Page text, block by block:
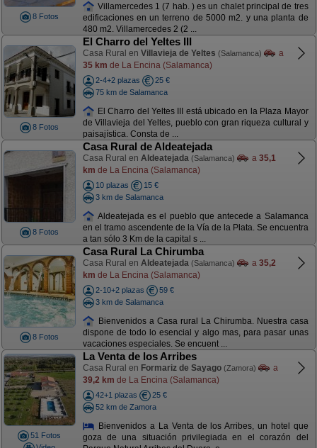
8 Fotos
Villamercedes 1 (7 hab. ) es un chalet principal de tres
edificaciones en un terreno de 5000 m2. y una planta de
480 m2. Villamercedes 2 (2 ...
8 Fotos
El Charro del Yeltes III
Casa Rural en Villavieja de Yeltes (Salamanca)
a
35 km de La Encina (Salamanca)
2-4+2 plazas
25 €
75 km de Salamanca
El Charro del Yeltes III está ubicado en la Plaza Mayor
de Villavieja del Yeltes, pueblo con gran riqueza cultural y
paisajística. Consta de ...
8 Fotos
Casa Rural de Aldeatejada
Casa Rural en Aldeatejada (Salamanca) a 35,1
km de La Encina (Salamanca)
10 plazas
15 €
3 km de Salamanca
Aldeatejada es el pueblo que antecede a Salamanca
en el tramo ascendente de la Vía de la Plata. Se encuentra
a tan sólo 3 Km de la capital s ...
8 Fotos
Casa Rural La Chirumba
Casa Rural en Aldeatejada (Salamanca) a 35,2
km de La Encina (Salamanca)
2-10+2 plazas
59 €
3 km de Salamanca
Bienvenidos a Casa rural La Chirumba. Nuestra casa
dispone de todo lo esencial y algo mas, para pasar unas
vacaciones especiales. Se encuent ...
51 Fotos
La Venta de los Arribes
Casa Rural en Formariz de Sayago (Zamora)
a
39,2 km de La Encina (Salamanca)
42+1 plazas
25 €
52 km de Zamora
Bienvenidos a La Venta de los Arribes, un hotel que
goza de una situación privilegiada en el corazón del